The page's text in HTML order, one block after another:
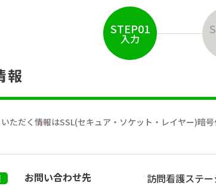
STEP01
入力
報
ただく情報はSSL(セキュア・ソケット・レイヤー)暗号
お問い合わせ先 訪問看護ステ